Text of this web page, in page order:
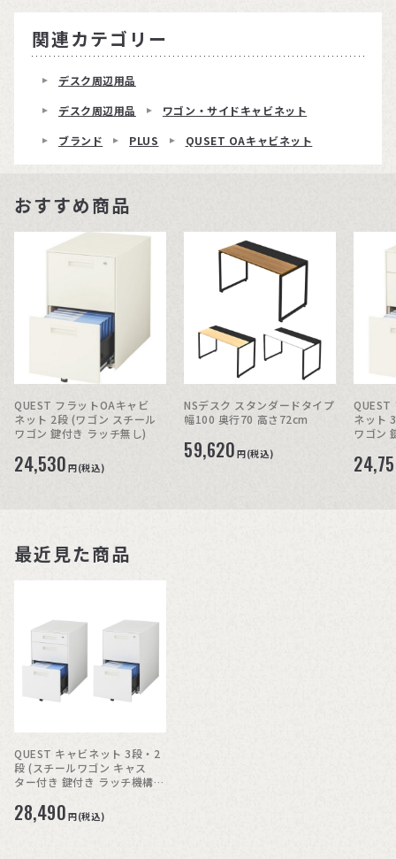
関連カテゴリー
デスク周辺用品
デスク周辺用品
ワゴン・サイドキャビネット
ブランド
PLUS QUSET OAキャビネット
おすすめ商品
QUEST フラットOAキャビ
ネット 2段 (ワゴン スチール
ワゴン 鍵付き ラッチ無し)
24,530 円(税込)
NSデスク スタンダードタイプ
幅100 奥行70 高さ72cm
59,620 円(税込)
QUEST
ネット
ワゴン
最近見た商品
QUEST キャビネット 3段・2
段 (スチールワゴン キャス
ター付き 鍵付き ラッチ機構付
28,490 円(税込)